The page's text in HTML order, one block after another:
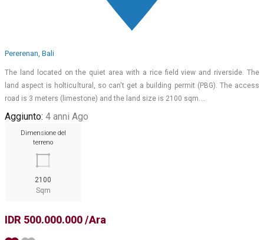
Pererenan, Bali
The land located on the quiet area with a rice field view and riverside. The
land aspect is holticultural, so can't get a building permit (PBG). The access
road is 3 meters (limestone) and the land size is 2100 sqm.…
Aggiunto: 4 anni Ago
Dimensione del
terreno
2100
Sqm
IDR 500.000.000 /Ara